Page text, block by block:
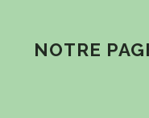
NOTRE